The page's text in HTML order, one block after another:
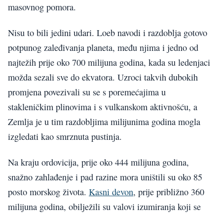
masovnog pomora.
Nisu to bili jedini udari. Loeb navodi i razdoblja gotovo
potpunog zaleđivanja planeta, među njima i jedno od
najtežih prije oko 700 milijuna godina, kada su ledenjaci
možda sezali sve do ekvatora. Uzroci takvih dubokih
promjena povezivali su se s poremećajima u
stakleničkim plinovima i s vulkanskom aktivnošću, a
Zemlja je u tim razdobljima milijunima godina mogla
izgledati kao smrznuta pustinja.
Na kraju ordovicija, prije oko 444 milijuna godina,
snažno zahlađenje i pad razine mora uništili su oko 85
posto morskog života. Kasni devon, prije približno 360
milijuna godina, obilježili su valovi izumiranja koji se